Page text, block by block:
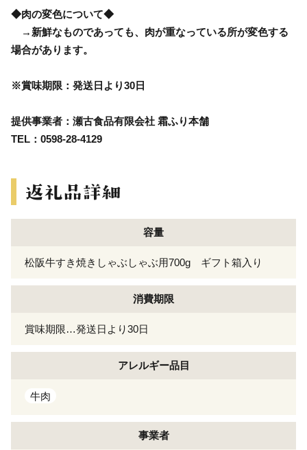
◆肉の変色について◆
→新鮮なものであっても、肉が重なっている所が変色する
場合があります。
※賞味期限：発送日より30日
提供事業者：瀬古食品有限会社 霜ふり本舗
TEL：0598-28-4129
容量
松阪牛すき焼きしゃぶしゃぶ用700g ギフト箱入り
消費期限
賞味期限…発送日より30日
アレルギー品目
牛肉
事業者